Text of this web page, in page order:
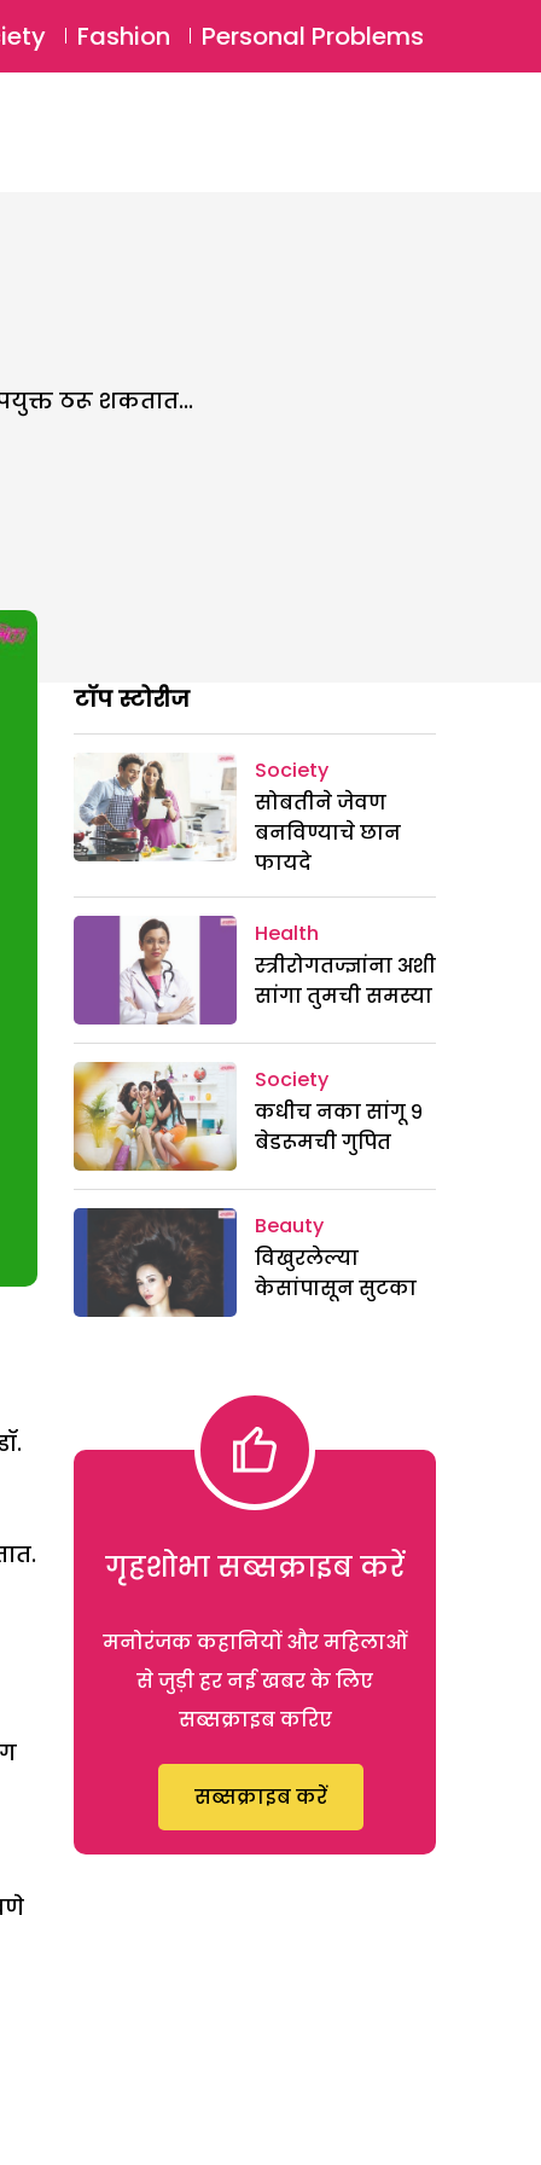
Login ⚲
Fashion Personal Problems
ठरू शकतात...
टॉप स्टोरीज
Society
सोबतीने जेवण
बनविण्याचे छान
फायदे
Health
स्त्रीरोगतज्ज्ञांना अशी
सांगा तुमची समस्या
Society
कधीच नका सांगू ९
बेडरूमची गुपित
Beauty
विखुरलेल्या
केसांपासून सुटका
गृहशोभा सब्सक्राइब करें
मनोरंजक कहानियों और महिलाओं
से जुड़ी हर नई खबर के लिए
सब्सक्राइब करिए
सब्सक्राइब करें